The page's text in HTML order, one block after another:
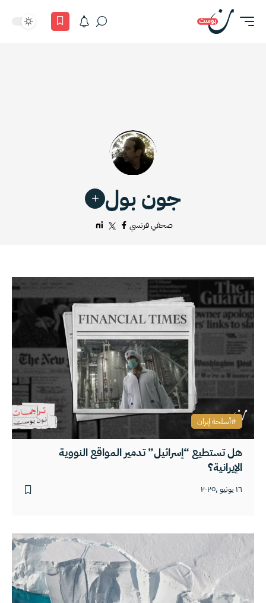
جون بول
صحفي فرنسي
هل تستطيع “إسرائيل” تدمير المواقع النووية
الإيرانية؟
١٦ يونيو ,٢٠٢٥
أسلحة إيران